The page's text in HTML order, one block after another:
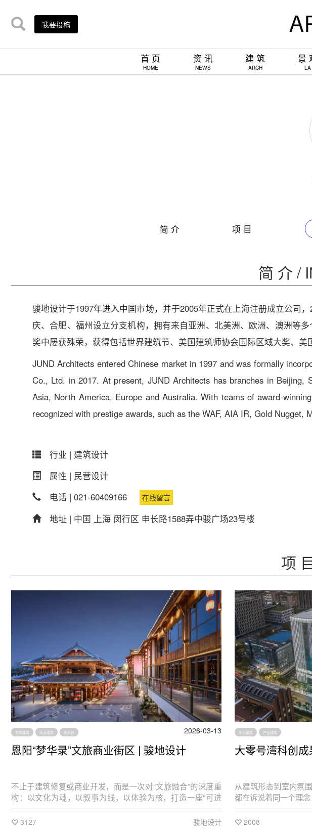
我要投稿
首 页
HOME
资 讯
NEWS
建 筑
ARCH
景
LA
简 介 项 目
简 介 /
骏地设计于1997年进入中国市场，并于2005年正式在上海注册成立公司
庆、合肥、福州设立分支机构，拥有来自亚洲、北美洲、欧洲、澳洲等
奖中屡获殊荣，获得包括世界建筑节、美国建筑师协会国际区域大奖、
JUND Architects entered Chinese market in 1997 and was formally
Co., Ltd. in 2017. At present, JUND Architects has branches in Beijing,
Asia, North America, Europe and Australia. With teams of award-
recognized with prestige awards, such as the WAF, AIA IR, Gold
行业 | 建筑设计
属性 | 民营设计
电话 | 021-60409166 在线留言
地址 | 中国 上海 闵行区 申长路1588弄中骏广场23号楼
项
文旅建筑 商业建筑 综合体 2026-03-13
恩阳“梦华录”文旅商业街区 | 骏地设计
不止于建筑修复或商业开发，而是一次对“文旅融合”的深度重
构：以文化为魂，以叙事为线，以体验为核，打造一座“可进
入、可互动、可记忆”的活态宋潮之城。
3127 骏地设计
办公建筑 产业建筑
大零号湾科创
从建筑形态到室内氛
都在诉说着同一个理
2008